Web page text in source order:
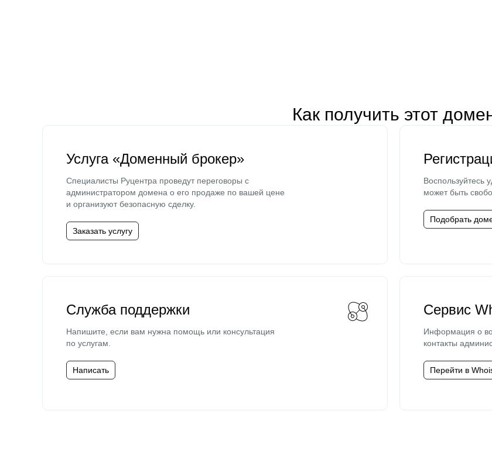
Как получить этот
Услуга «Доменный брокер»
Специалисты Руцентра проведут переговоры с
администратором домена о его продаже по вашей цене
и организуют безопасную сделку.
Заказать услугу
может быть
Подобрать
Служба поддержки
Напишите, если вам нужна помощь или консультация
по услугам.
Написать
Сервис
Информация о
контакты
Перейти в